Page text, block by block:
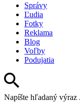
Správy
Ľudia
Fotky
Reklama
Blog
Voľby
Podujatia
Napíšte hľadaný výraz